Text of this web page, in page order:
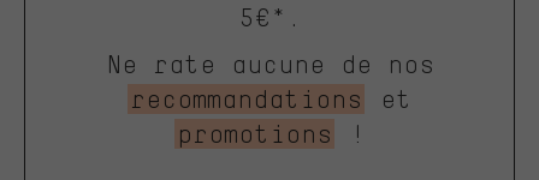
5€*.
Ne rate aucune de nos
recommandations
et
promotions
!